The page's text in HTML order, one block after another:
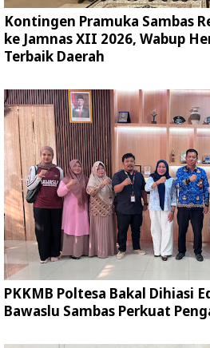
Kontingen Pramuka Sambas
ke Jamnas XII 2026, Wabup
Terbaik Daerah
PKKMB Poltesa Bakal Dihiasi
Bawaslu Sambas Perkuat